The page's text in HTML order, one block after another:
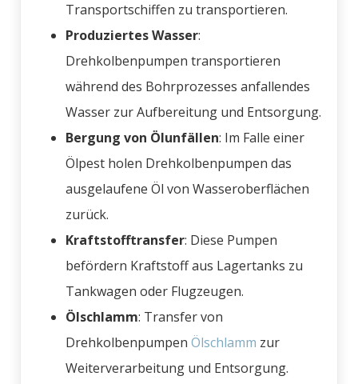
Transportschiffen zu transportieren.
Produziertes Wasser:
Drehkolbenpumpen transportieren
während des Bohrprozesses anfallendes
Wasser zur Aufbereitung und Entsorgung.
Bergung von Ölunfällen: Im Falle einer
Ölpest holen Drehkolbenpumpen das
ausgelaufene Öl von Wasseroberflächen
zurück.
Kraftstofftransfer: Diese Pumpen
befördern Kraftstoff aus Lagertanks zu
Tankwagen oder Flugzeugen.
Ölschlamm: Transfer von
Drehkolbenpumpen Ölschlamm zur
Weiterverarbeitung und Entsorgung.